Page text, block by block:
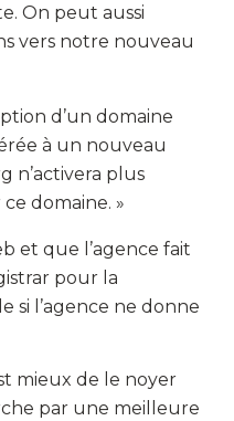
On peut aussi
vers notre nouveau
d’un domaine
à un nouveau
n’activera plus
domaine. »
et que l’agence fait
pour la
si l’agence ne donne
mieux de le noyer
par une meilleure